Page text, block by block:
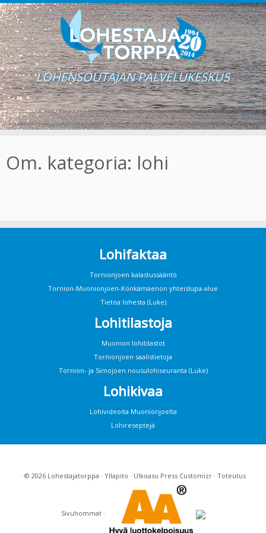
content
LOHENSOUTAJAN PALVELUKESKUS
Om. kategoria: lohi
Lohifaktaa
Tornionjoen kalastussääntö
Tornion-Muonionjoen-Könkämäenon yhteislupa-alue
Tietoa lohesta (Luke)
Lohitilastoja
Muonion lohitilastot
Tornionjoen saalistietoja
Tornion- ja Simojoen nousulohiseuranta (Luke)
Lohikivaa
Lohivideoita Muonionjoelta
Lohireseptejä
· © 2026 Lohestajatorppa · Yllapito · Ulkoasu Press Customizr· Toteutus
Sivuhommat·